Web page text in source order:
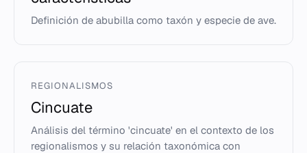
Definición de abubilla como taxón y especie de ave.
REGIONALISMOS
Cincuate
Análisis del término 'cincuate' en el contexto de los
regionalismos y su relación taxonómica con